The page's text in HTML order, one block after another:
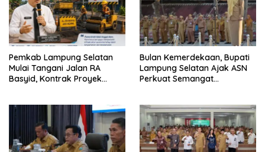
Pemkab Lampung Selatan
Mulai Tangani Jalan RA
Basyid, Kontrak Proyek
Bulan Kemerdekaan, Bupati
Lampung Selatan Ajak ASN
Perkuat Semangat